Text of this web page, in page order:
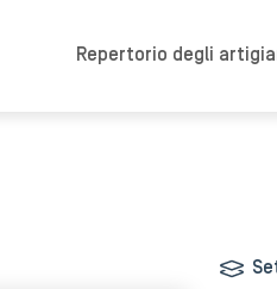
Repertorio degli